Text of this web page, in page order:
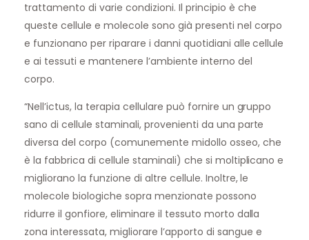
trattamento di varie condizioni. Il principio è che
queste cellule e molecole sono già presenti nel corpo
e funzionano per riparare i danni quotidiani alle cellule
e ai tessuti e mantenere l’ambiente interno del
corpo.
“Nell’ictus, la terapia cellulare può fornire un gruppo
sano di cellule staminali, provenienti da una parte
diversa del corpo (comunemente midollo osseo, che
è la fabbrica di cellule staminali) che si moltiplicano e
migliorano la funzione di altre cellule. Inoltre, le
molecole biologiche sopra menzionate possono
ridurre il gonfiore, eliminare il tessuto morto dalla
zona interessata, migliorare l’apporto di sangue e